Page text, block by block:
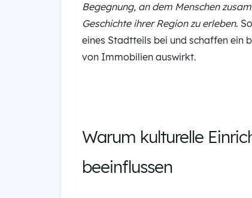
Begegnung, an dem Menschen
Geschichte ihrer Region zu erleben.
eines Stadtteils bei und schaffen ein
von Immobilien auswirkt.
Warum kulturelle
beeinflussen